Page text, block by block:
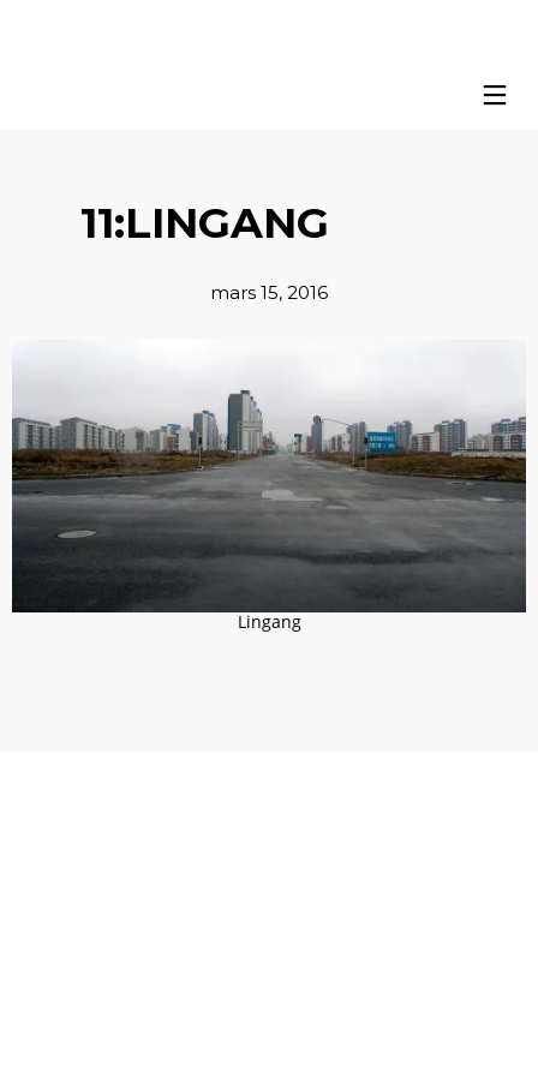
11:LINGANG
mars 15, 2016
Lingang